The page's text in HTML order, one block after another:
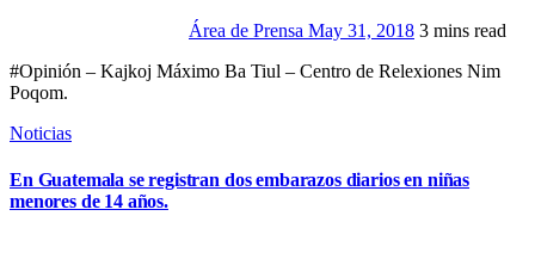
Área de Prensa May 31, 2018 3 mins read
#Opinión – Kajkoj Máximo Ba Tiul – Centro de Relexiones Nim
Poqom.
Noticias
En Guatemala se registran dos embarazos diarios en niñas
menores de 14 años.